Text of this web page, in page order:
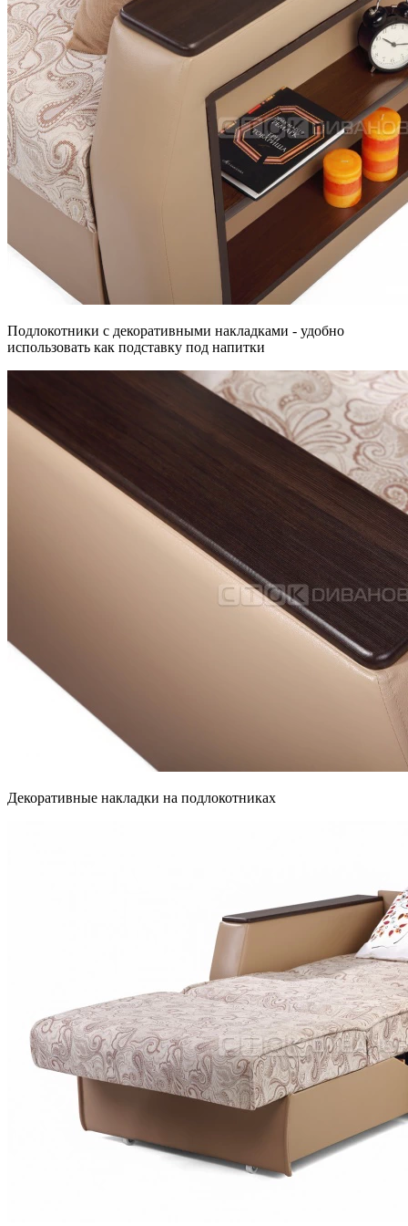
Подлокотники с декоративными накладками - удобно
использовать как подставку под напитки
Декоративные накладки на подлокотниках